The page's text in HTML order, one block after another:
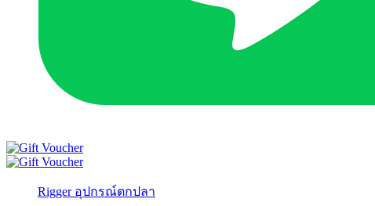
Rigger อุปกรณ์ตกปลา